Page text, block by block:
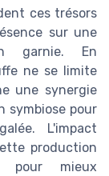
ces trésors
sur une
garnie. En
ne se limite
une synergie
symbiose pour
L'impact
production
pour mieux